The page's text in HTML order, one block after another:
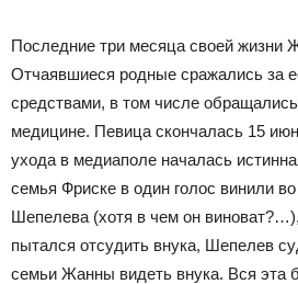
Последние три месяца своей жизни
Отчаявшиеся родные сражались за
средствами, в том числе
медицине. Певица скончалась 15
ухода в медиаполе началась
семья Фриске в один голос винили
Шепелева (хотя в чем он
пытался отсудить внука, Шепелев
семьи Жанны видеть внука. Вся эта